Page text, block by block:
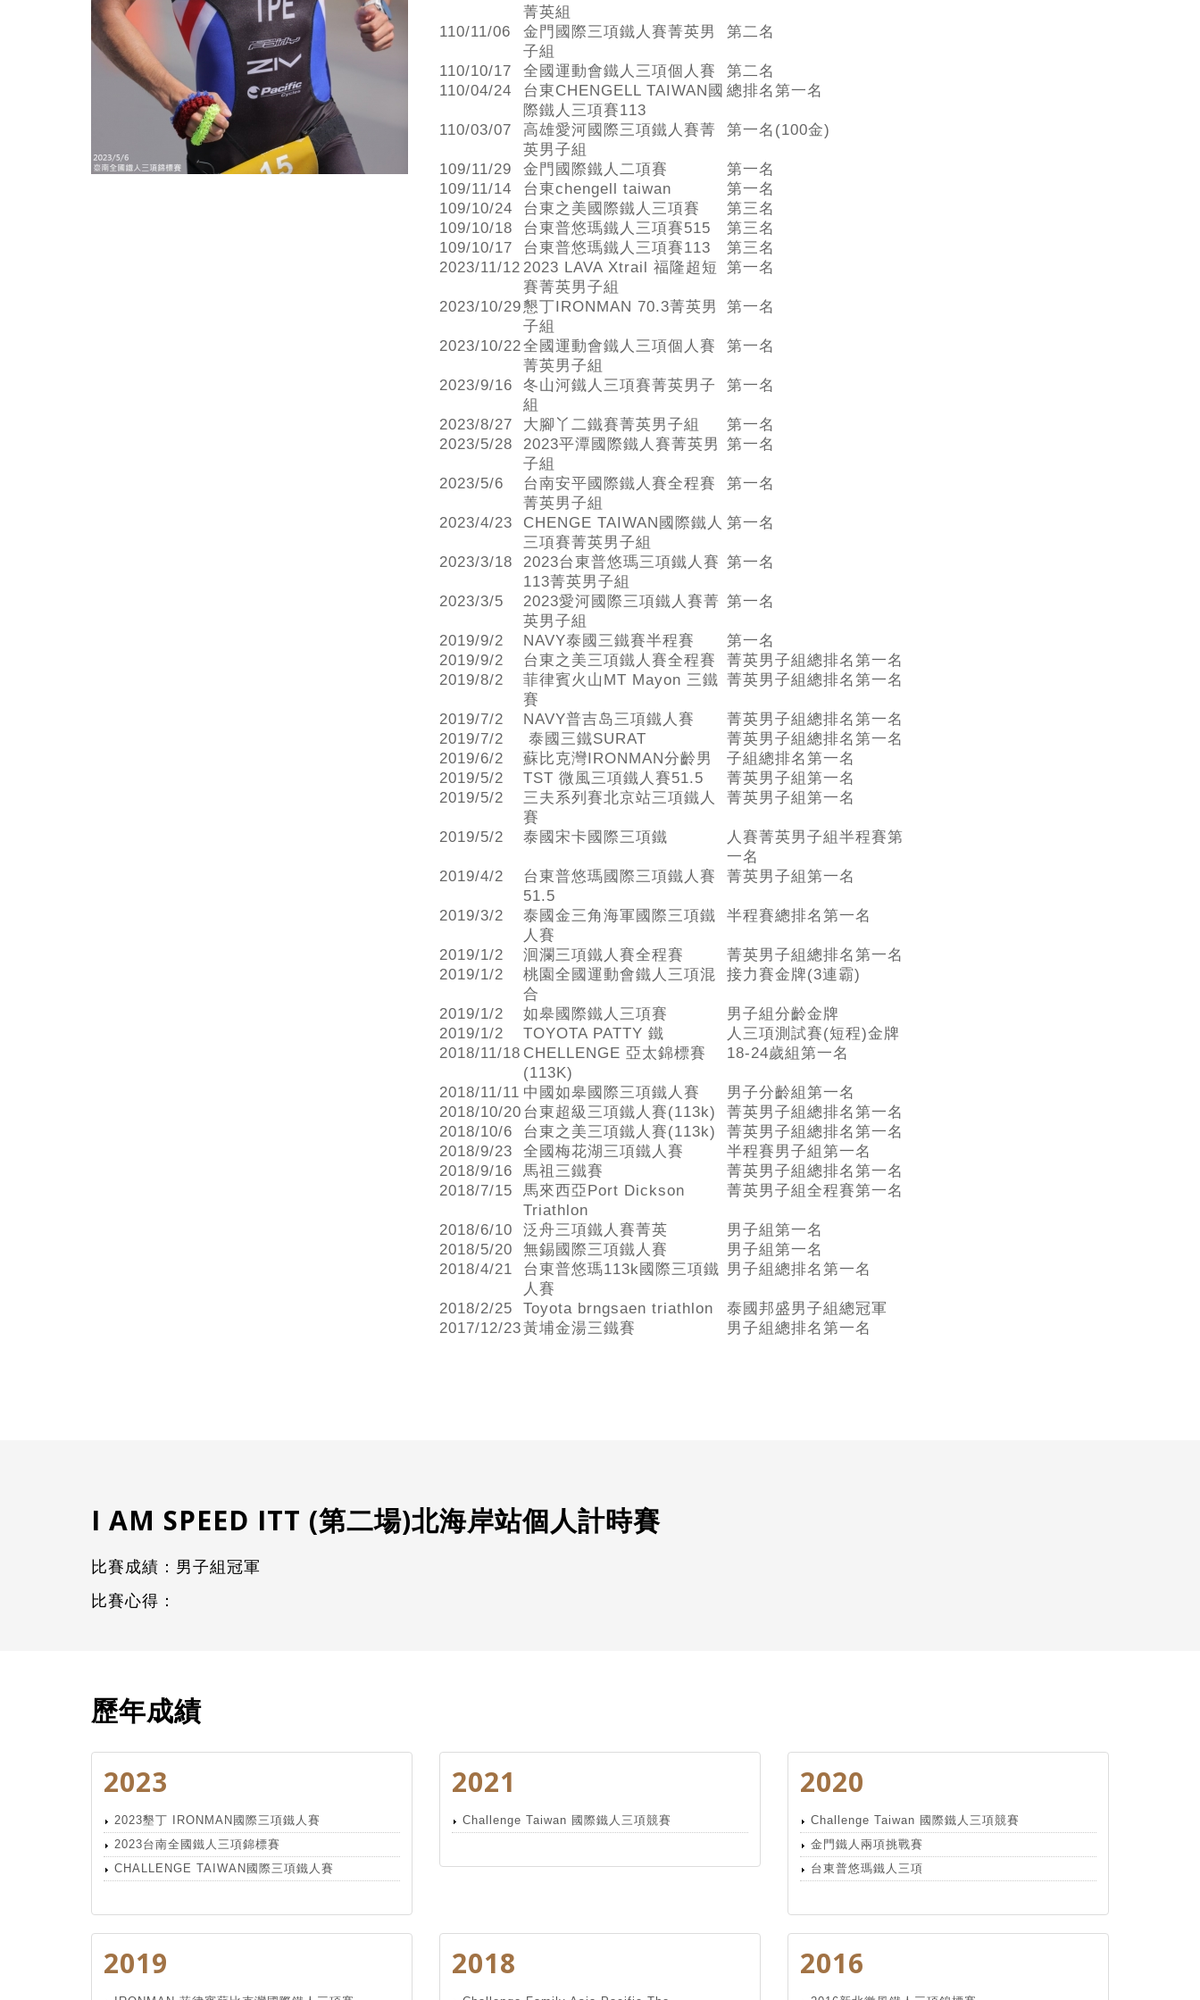
菁英組
110/11/06
金門國際三項鐵人賽菁英男
子組
第二名
110/10/17 全國運動會鐵人三項個人賽
第二名
110/04/24
台東CHENGELL TAIWAN國
際鐵人三項賽113
總排名第一名
110/03/07
高雄愛河國際三項鐵人賽菁
英男子組
第一名(100金)
109/11/29 金門國際鐵人二項賽
第一名
109/11/14
台東chengell taiwan
第一名
109/10/24
台東之美國際鐵人三項賽
第三名
109/10/18
台東普悠瑪鐵人三項賽515
第三名
109/10/17
台東普悠瑪鐵人三項賽113
第三名
2023/11/12 2023 LAVA Xtrail 福隆超短
賽菁英男子組
第一名
2023/10/29懇丁IRONMAN 70.3菁英男
子組
第一名
2023/10/22全國運動會鐵人三項個人賽
菁英男子組
第一名
2023/9/16
冬山河鐵人三項賽菁英男子
組
第一名
2023/8/27 大腳丫二鐵賽菁英男子組
第一名
2023/5/28
2023平潭國際鐵人賽菁英男
子組
第一名
2023/5/6
台南安平國際鐵人賽全程賽
菁英男子組
第一名
2023/4/23
CHENGE TAIWAN國際鐵人
三項賽菁英男子組
第一名
2023/3/18
2023台東普悠瑪三項鐵人賽
113菁英男子組
第一名
2023/3/5
2023愛河國際三項鐵人賽菁
英男子組
第一名
2019/9/2 NAVY泰國三鐵賽半程賽
第一名
2019/9/2
台東之美三項鐵人賽全程賽
菁英男子組總排名第一名
2019/8/2
菲律賓火山MT Mayon 三鐵
賽
菁英男子組總排名第一名
2019/7/2 NAVY普吉岛三項鐵人賽
菁英男子組總排名第一名
2019/7/2
泰國三鐵SURAT
菁英男子組總排名第一名
2019/6/2
蘇比克灣IRONMAN分齡男
子組總排名第一名
2019/5/2
TST 微風三項鐵人賽51.5
菁英男子組第一名
2019/5/2
三夫系列賽北京站三項鐵人
賽
菁英男子組第一名
2019/5/2 泰國宋卡國際三項鐵
人賽菁英男子組半程賽第
一名
2019/4/2
台東普悠瑪國際三項鐵人賽
51.5
菁英男子組第一名
2019/3/2
泰國金三角海軍國際三項鐵
人賽
半程賽總排名第一名
2019/1/2 洄瀾三項鐵人賽全程賽
菁英男子組總排名第一名
2019/1/2
桃園全國運動會鐵人三項混
合
接力賽金牌(3連霸)
2019/1/2 如皋國際鐵人三項賽
男子組分齡金牌
2019/1/2
TOYOTA PATTY 鐵
人三項測試賽(短程)金牌
2018/11/18 CHELLENGE 亞太錦標賽
(113K)
18-24歲組第一名
2018/11/11 中國如皋國際三項鐵人賽
男子分齡組第一名
2018/10/20 台東超級三項鐵人賽(113k)
菁英男子組總排名第一名
2018/10/6
台東之美三項鐵人賽(113k)
菁英男子組總排名第一名
2018/9/23
全國梅花湖三項鐵人賽
半程賽男子組第一名
2018/9/16
馬祖三鐵賽
菁英男子組總排名第一名
2018/7/15
馬來西亞Port Dickson
Triathlon
菁英男子組全程賽第一名
2018/6/10 泛舟三項鐵人賽菁英
男子組第一名
2018/5/20
無錫國際三項鐵人賽
男子組第一名
2018/4/21
台東普悠瑪113k國際三項鐵
人賽
男子組總排名第一名
2018/2/25 Toyota brngsaen triathlon
泰國邦盛男子組總冠軍
2017/12/23黃埔金湯三鐵賽 男子組總排名第一名
I AM SPEED ITT (第二場)北海岸站個人計時賽
比賽成績：男子組冠軍
比賽心得：
歷年成績
2023
2023墾丁 IRONMAN國際三項鐵人賽
2023台南全國鐵人三項錦標賽
CHALLENGE TAIWAN國際三項鐵人賽
2021
Challenge Taiwan 國際鐵人三項競賽
2020
Challenge Taiwan 國際鐵人三項競賽
金門鐵人兩項挑戰賽
台東普悠瑪鐵人三項
2019 2018 2016